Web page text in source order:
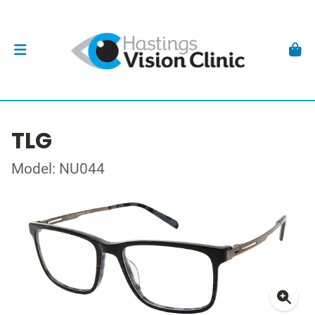
TLG
Model: NU044